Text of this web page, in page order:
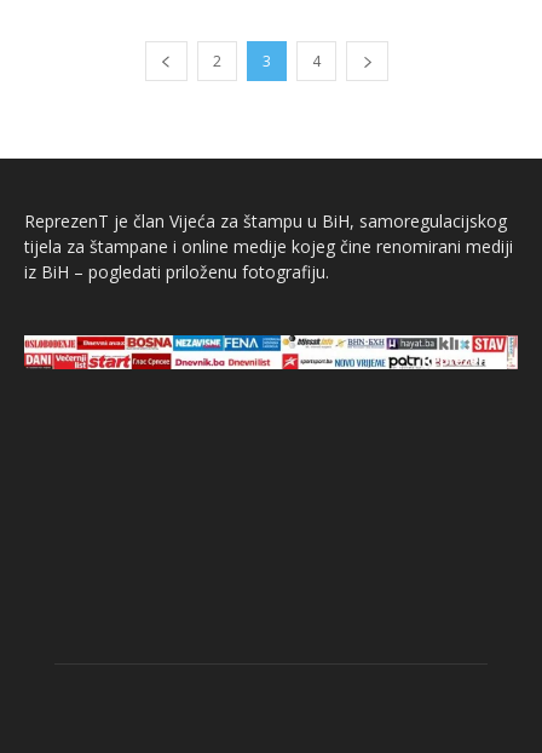
2 3 4
ReprezenT je član Vijeća za štampu u BiH, samoregulacijskog
tijela za štampane i online medije kojeg čine renomirani mediji
iz BiH – pogledati priloženu fotografiju.